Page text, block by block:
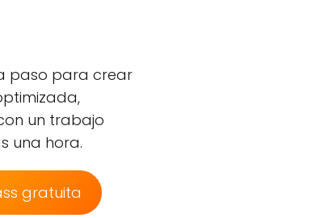
paso para crear
un trabajo
una hora.
gratuita